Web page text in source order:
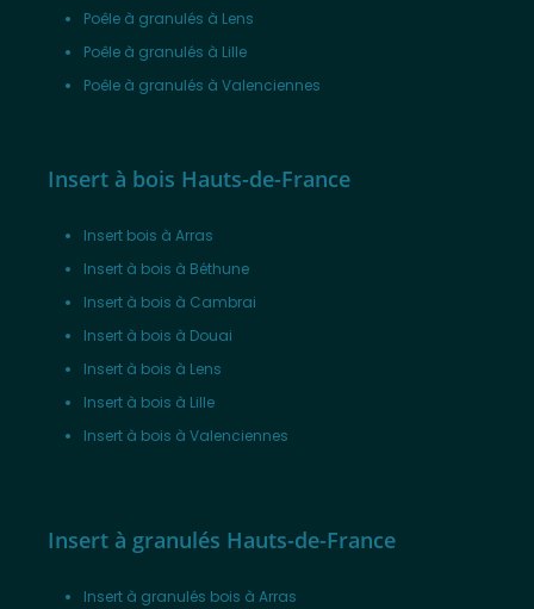
Poêle à granulés à Lens
Poêle à granulés à Lille
Poêle à granulés à Valenciennes
Insert à bois Hauts-de-France
Insert bois à Arras
Insert à bois à Béthune
Insert à bois à Cambrai
Insert à bois à Douai
Insert à bois à Lens
Insert à bois à Lille
Insert à bois à Valenciennes
Insert à granulés Hauts-de-France
Insert à granulés bois à Arras